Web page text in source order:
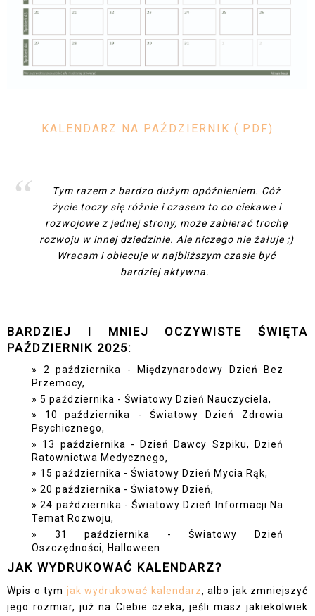
KALENDARZ NA PAŹDZIERNIK (.PDF)
Tym razem z bardzo dużym opóźnieniem. Cóż
życie toczy się różnie i czasem to co ciekawe i
rozwojowe z jednej strony, może zabierać trochę
rozwoju w innej dziedzinie. Ale niczego nie żałuje ;)
Wracam i obiecuje w najbliższym czasie być
bardziej aktywna.
BARDZIEJ I MNIEJ OCZYWISTE ŚWIĘTA
PAŹDZIERNIK 2025:
2 października - Międzynarodowy Dzień Bez
Przemocy,
5 października - Światowy Dzień Nauczyciela,
10 października - Światowy Dzień Zdrowia
Psychicznego,
13 października - Dzień Dawcy Szpiku, Dzień
Ratownictwa Medycznego,
15 października - Światowy Dzień Mycia Rąk,
20 października - Światowy Dzień,
24 października - Światowy Dzień Informacji Na
Temat Rozwoju,
31 października - Światowy Dzień
Oszczędności, Halloween
JAK WYDRUKOWAĆ KALENDARZ?
Wpis o tym jak wydrukować kalendarz, albo jak zmniejszyć
jego rozmiar, już na Ciebie czeka, jeśli masz jakiekolwiek